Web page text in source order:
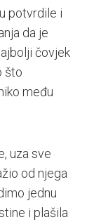
potvrdile i
da je
čovjek
što
među
uza sve
od njega
jednu
i plašila